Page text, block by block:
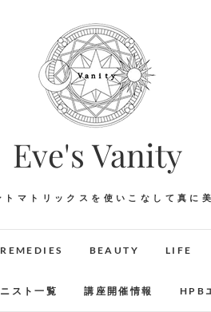
Eve's Vanity
トマトリックスを使いこなして真に
REMEDIES BEAUTY LIFE
スト一覧 講座開催情報 HPB